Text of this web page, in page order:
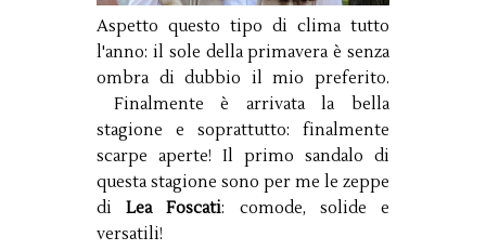
Aspetto questo tipo di clima tutto
l'anno: il sole della primavera è senza
ombra di dubbio il mio preferito.
Finalmente è arrivata la bella
stagione e soprattutto: finalmente
scarpe aperte! Il primo sandalo di
questa stagione sono per me le zeppe
diLea Foscati: comode, solide e
versatili!